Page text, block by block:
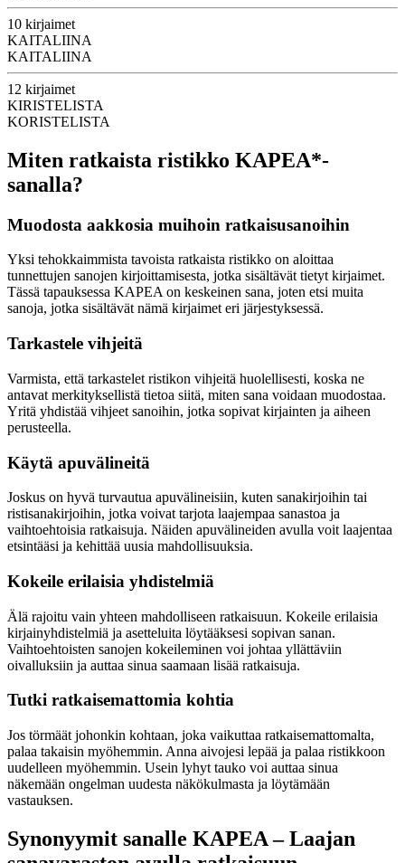
10 kirjaimet
KAITALIINA
KAITALIINA
12 kirjaimet
KIRISTELISTA
KORISTELISTA
Miten ratkaista ristikko KAPEA*-
sanalla?
Muodosta aakkosia muihoin ratkaisusanoihin
Yksi tehokkaimmista tavoista ratkaista ristikko on aloittaa
tunnettujen sanojen kirjoittamisesta, jotka sisältävät tietyt kirjaimet.
Tässä tapauksessa KAPEA on keskeinen sana, joten etsi muita
sanoja, jotka sisältävät nämä kirjaimet eri järjestyksessä.
Tarkastele vihjeitä
Varmista, että tarkastelet ristikon vihjeitä huolellisesti, koska ne
antavat merkityksellistä tietoa siitä, miten sana voidaan muodostaa.
Yritä yhdistää vihjeet sanoihin, jotka sopivat kirjainten ja aiheen
perusteella.
Käytä apuvälineitä
Joskus on hyvä turvautua apuvälineisiin, kuten sanakirjoihin tai
ristisanakirjoihin, jotka voivat tarjota laajempaa sanastoa ja
vaihtoehtoisia ratkaisuja. Näiden apuvälineiden avulla voit laajentaa
etsintääsi ja kehittää uusia mahdollisuuksia.
Kokeile erilaisia yhdistelmiä
Älä rajoitu vain yhteen mahdolliseen ratkaisuun. Kokeile erilaisia
kirjainyhdistelmiä ja asetteluita löytääksesi sopivan sanan.
Vaihtoehtoisten sanojen kokeileminen voi johtaa yllättäviin
oivalluksiin ja auttaa sinua saamaan lisää ratkaisuja.
Tutki ratkaisemattomia kohtia
Jos törmäät johonkin kohtaan, joka vaikuttaa ratkaisemattomalta,
palaa takaisin myöhemmin. Anna aivojesi lepää ja palaa ristikkoon
uudelleen myöhemmin. Usein lyhyt tauko voi auttaa sinua
näkemään ongelman uudesta näkökulmasta ja löytämään
vastauksen.
Synonyymit sanalle KAPEA – Laajan